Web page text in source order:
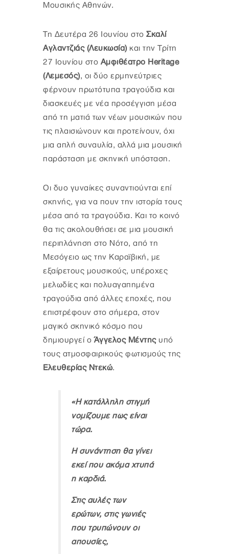
Μουσικής Αθηνών.
Τη Δευτέρα 26 Ιουνίου στο Σκαλί
Αγλαντζιάς (Λευκωσία)και την Τρίτη
27 Ιουνίου στο Αμφιθέατρο Heritage
(Λεμεσός), οι δύο ερμηνεύτριες
φέρνουν πρωτότυπα τραγούδια και
διασκευές με νέα προσέγγιση μέσα
από τη ματιά των νέων μουσικών που
τις πλαισιώνουν και προτείνουν, όχι
μια απλή συναυλία, αλλά μια μουσική
παράσταση με σκηνική υπόσταση.
Οι δυο γυναίκες συναντιούνται επί
σκηνής, για να πουν την ιστορία τους
μέσα από τα τραγούδια. Και το κοινό
θα τις ακολουθήσει σε μια μουσική
περιπλάνηση στο Νότο, από τη
Μεσόγειο ως την Καραϊβική, με
εξαίρετους μουσικούς, υπέροχες
μελωδίες και πολυαγαπημένα
τραγούδια από άλλες εποχές, που
επιστρέφουν στο σήμερα, στον
μαγικό σκηνικό κόσμο που
δημιουργεί ο Άγγελος Μέντηςυπό
τους ατμοσφαιρικούς φωτισμούς της
Ελευθερίας Ντεκώ.
«Η κατάλληλη στιγμή
νομίζουμε πως είναι
τώρα.
Η συνάντηση θα γίνει
εκεί που ακόμα χτυπά
η καρδιά.
Στις αυλές των
ερώτων, στις γωνιές
που τρυπώνουν οι
απουσίες,